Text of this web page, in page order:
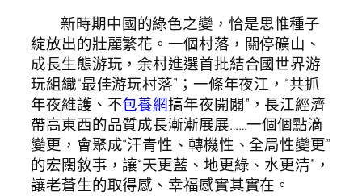
新時期中國的綠色之變，恰是思惟種子
綻放出的壯麗繁花。一個村落，關停礦山、
成長生態游玩，余村進選首批結合國世界游
玩組織“最佳游玩村落”；一條年夜江，“共抓
年夜維護、不包養網搞年夜開闢”，長江經濟
帶高東西的品質成長漸漸展展……一個個點滴
變更，會聚成“汗青性、轉機性、全局性變更”
的宏闊敘事，讓“天更藍、地更綠、水更清”，
讓老蒼生的取得感、幸福感實其實在。